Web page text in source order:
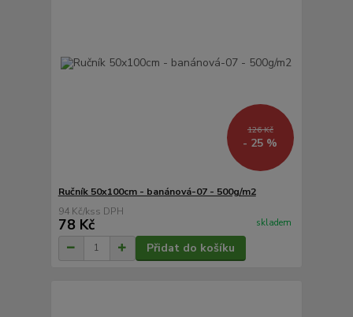
126 Kč
- 25 %
Ručník 50x100cm - banánová-07 - 500g/m2
94 Kč/ks
78 Kč skladem
Přidat do košíku